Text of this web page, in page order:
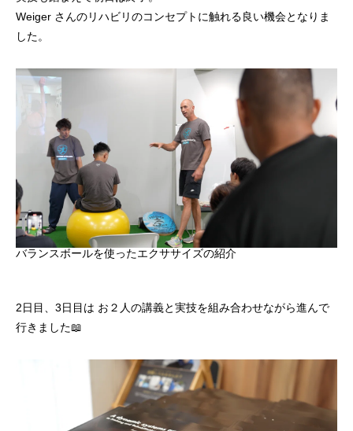
Weiger さんのリハビリのコンセプトに触れる良い機会となりま
した。
バランスボールを使ったエクササイズの紹介
2日目、3日目は お２人の講義と実技を組み合わせながら進んで
行きました📖